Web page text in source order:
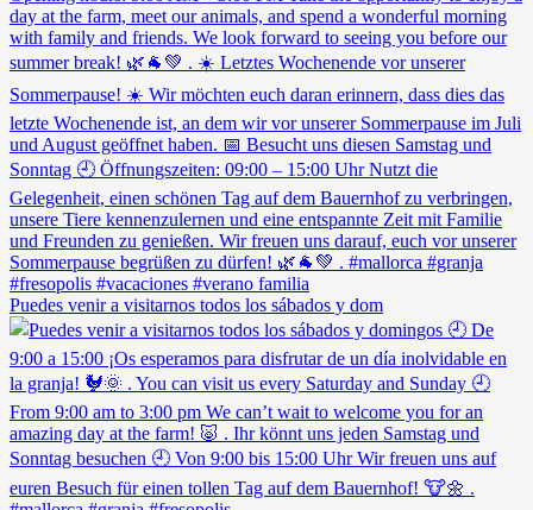
Puedes venir a visitarnos todos los sábados y dom